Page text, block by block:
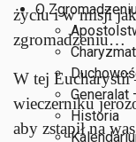
O
Charyzmat
Generalat
Historia
życiu i w misji
zgromadzeniu…
W tej
wieczerniku
aby zstąpił na